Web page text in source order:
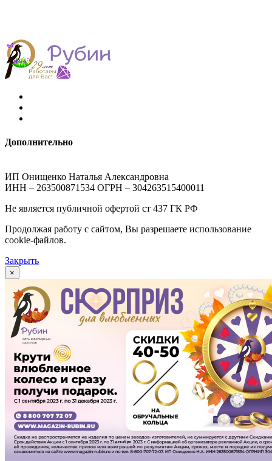
Дополнительно
ИП Онищенко Наталья Александровна
ИНН – 263500871534 ОГРН – 304263515400011
Не является публичной офертой ст 437 ГК РФ
Продолжая работу с сайтом, Вы разрешаете использование
cookie-файлов.
Закрыть
×